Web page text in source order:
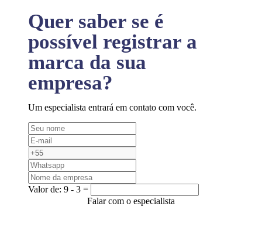
Quer saber se é
possível registrar a
marca da sua
empresa?
Um especialista entrará em contato com você.
Valor de: 9 - 3 =
Falar com o especialista